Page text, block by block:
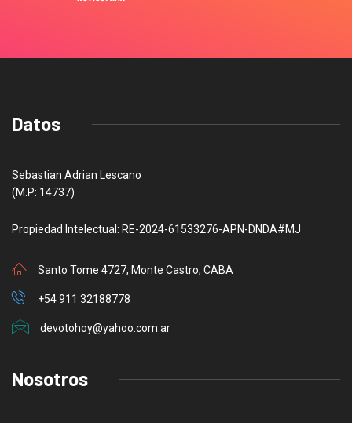
Datos
Sebastian Adrian Lescano
(M.P: 14737)
Propiedad Intelectual: RE-2024-61533276-APN-DNDA#MJ
Santo Tome 4727, Monte Castro, CABA
+54 911 32188778
devotohoy@yahoo.com.ar
Nosotros